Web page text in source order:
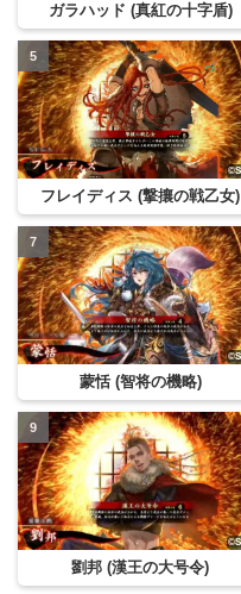
ガラハッド (真紅の十字盾)
フレイディス (撃攘の戦乙女)
蒙恬 (智将の機略)
劉邦 (漢王の大号令)